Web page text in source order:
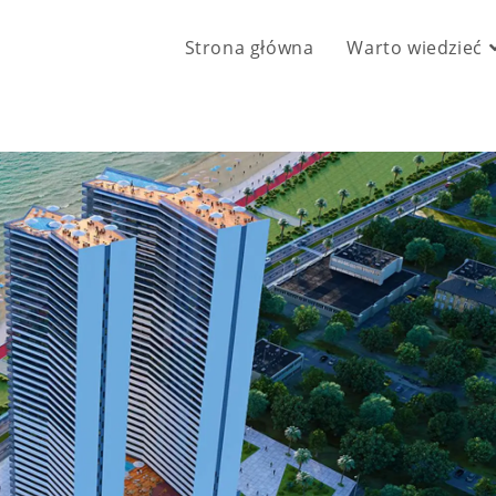
Strona główna Warto wiedzieć